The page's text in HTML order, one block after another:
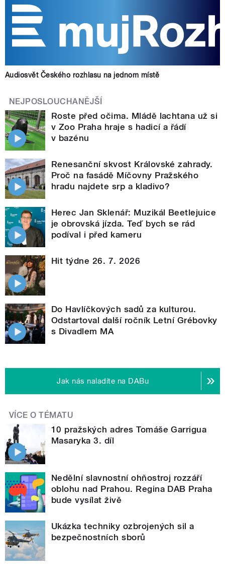
Audiosvět Českého rozhlasu na jednom místě
NEJPOSLOUCHANĚJŠÍ
Roste před očima. Mládě lachtana už si
v Zoo Praha hraje s hadicí a řádí
v bazénu
Renesanční skvost Královské zahrady.
Proč na fasádě Míčovny Pražského
hradu najdete srp a kladivo?
Herec Jan Sklenář: Muzikál Beetlejuice
je obrovská jízda. Teď bych se rád
podíval i před kameru
Hit týdne 26. 7. 2026
Do Havlíčkových sadů za kulturou.
Odstartoval další ročník Letní Grébovky
s Divadlem MA
Jak nás naladíte na DABu
VÍCE O TÉMATU
10 pražských adres Tomáše Garrigua
Masaryka 3. díl
Nedělní slavnostní ohňostroj rozzáří
oblohu nad Prahou. Regina DAB Praha
bude vysílat živě
Ukázka techniky ozbrojených sil a
bezpečnostních sborů